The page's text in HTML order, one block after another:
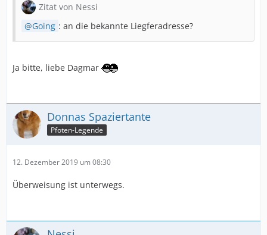
Zitat von Nessi
Going : an die bekannte Liegferadresse?
Ja bitte, liebe Dagmar
Donnas Spaziertante
Pfoten-Legende
12. Dezember 2019 um 08:30
Überweisung ist unterwegs.